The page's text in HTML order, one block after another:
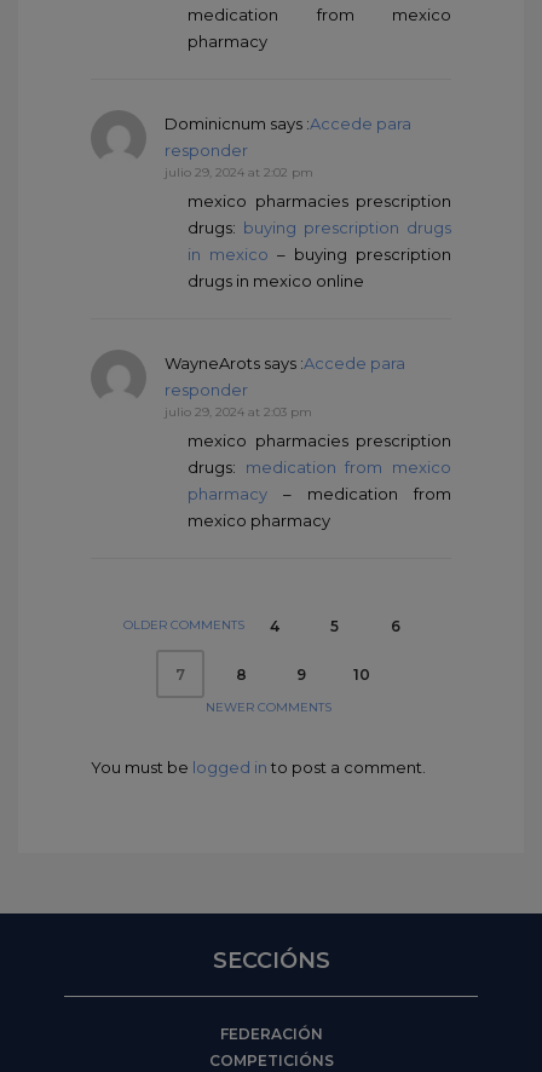
medication from mexico
pharmacy
Dominicnum says :Accede para
responder
julio 29, 2024 at 2:02 pm
mexico pharmacies prescription
drugs: buying prescription drugs
in mexico – buying prescription
drugs in mexico online
WayneArots says :Accede para
responder
julio 29, 2024 at 2:03 pm
mexico pharmacies prescription
drugs: medication from mexico
pharmacy – medication from
mexico pharmacy
OLDER COMMENTS 4 5 6
7 8 9 10
NEWER COMMENTS
You must be logged in to post a comment.
SECCIÓNS
FEDERACIÓN
COMPETICIÓNS